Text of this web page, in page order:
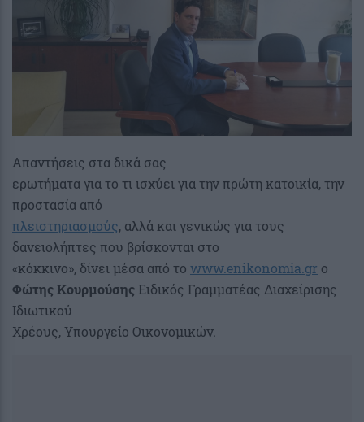
Απαντήσεις στα δικά σας
ερωτήματα για το τι ισχύει για την πρώτη κατοικία, την
προστασία από
πλειστηριασμούς, αλλά και γενικώς για τους
δανειολήπτες που βρίσκονται στο
«κόκκινο», δίνει μέσα από το www.enikonomia.gr ο
Φώτης Κουρμούσης Ειδικός Γραμματέας Διαχείρισης
Ιδιωτικού
Χρέους, Υπουργείο Οικονομικών.